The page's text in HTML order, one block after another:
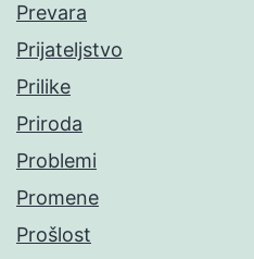
Prevara
Prijateljstvo
Prilike
Priroda
Problemi
Promene
Prošlost